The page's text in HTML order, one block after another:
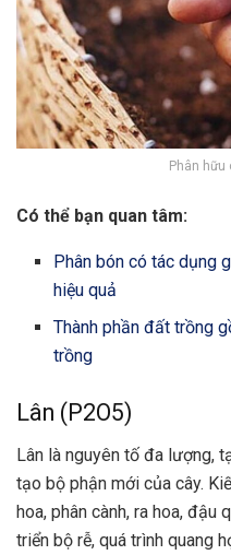
Phân hữu
Có thể bạn quan tâm:
Phân bón có tác dụng
hiệu quả
Thành phần đất trồng
trồng
Lân (P2O5)
Lân là nguyên tố đa lượng,
tạo bộ phận mới của cây.
hoa, phân cành, ra hoa, đậu
triển bộ rễ, quá trình quang